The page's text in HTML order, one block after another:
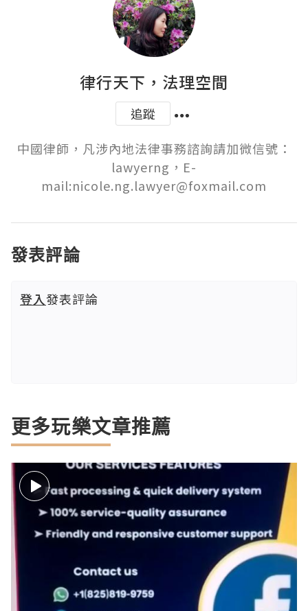
律行天下，法理空間
追蹤
中國律師，凡涉內地法律事務諮詢請加微信號：
lawyerng，E-
mail:nicole.ng.lawyer@foxmail.com
發表評論
登入發表評論
更多玩樂文章推薦